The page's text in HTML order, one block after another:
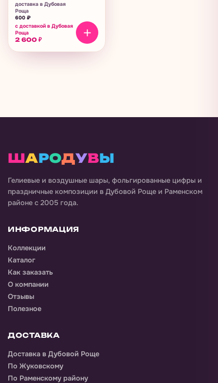
доставка в Дубовая
Роща
600 ₽
с доставкой в Дубовая
Роща
2 600 ₽
ШАРОДУВЫ
Гелиевые и воздушные шары, фольгированные цифры и
праздничные композиции в Дубовой Роще и Раменском
районе с 2005 года.
ИНФОРМАЦИЯ
Коллекции
Каталог
Как заказать
О компании
Отзывы
Полезное
ДОСТАВКА
Доставка в Дубовой Роще
По Жуковскому
По Раменскому району